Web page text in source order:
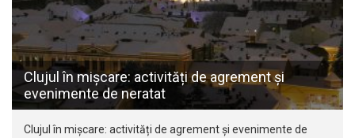
Clujul în mișcare: activități de agrement și
evenimente de neratat
Clujul în mișcare: activități de agrement și evenimente de